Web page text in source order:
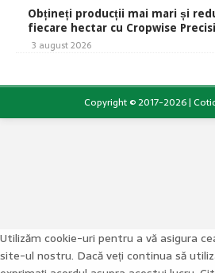
Obțineți producții mai mari și
fiecare hectar cu Cropwise
3 august 2026
Copyright © 2017-2026 |
Utilizăm cookie-uri pentru a vă asigura
site-ul nostru. Dacă veți continua să